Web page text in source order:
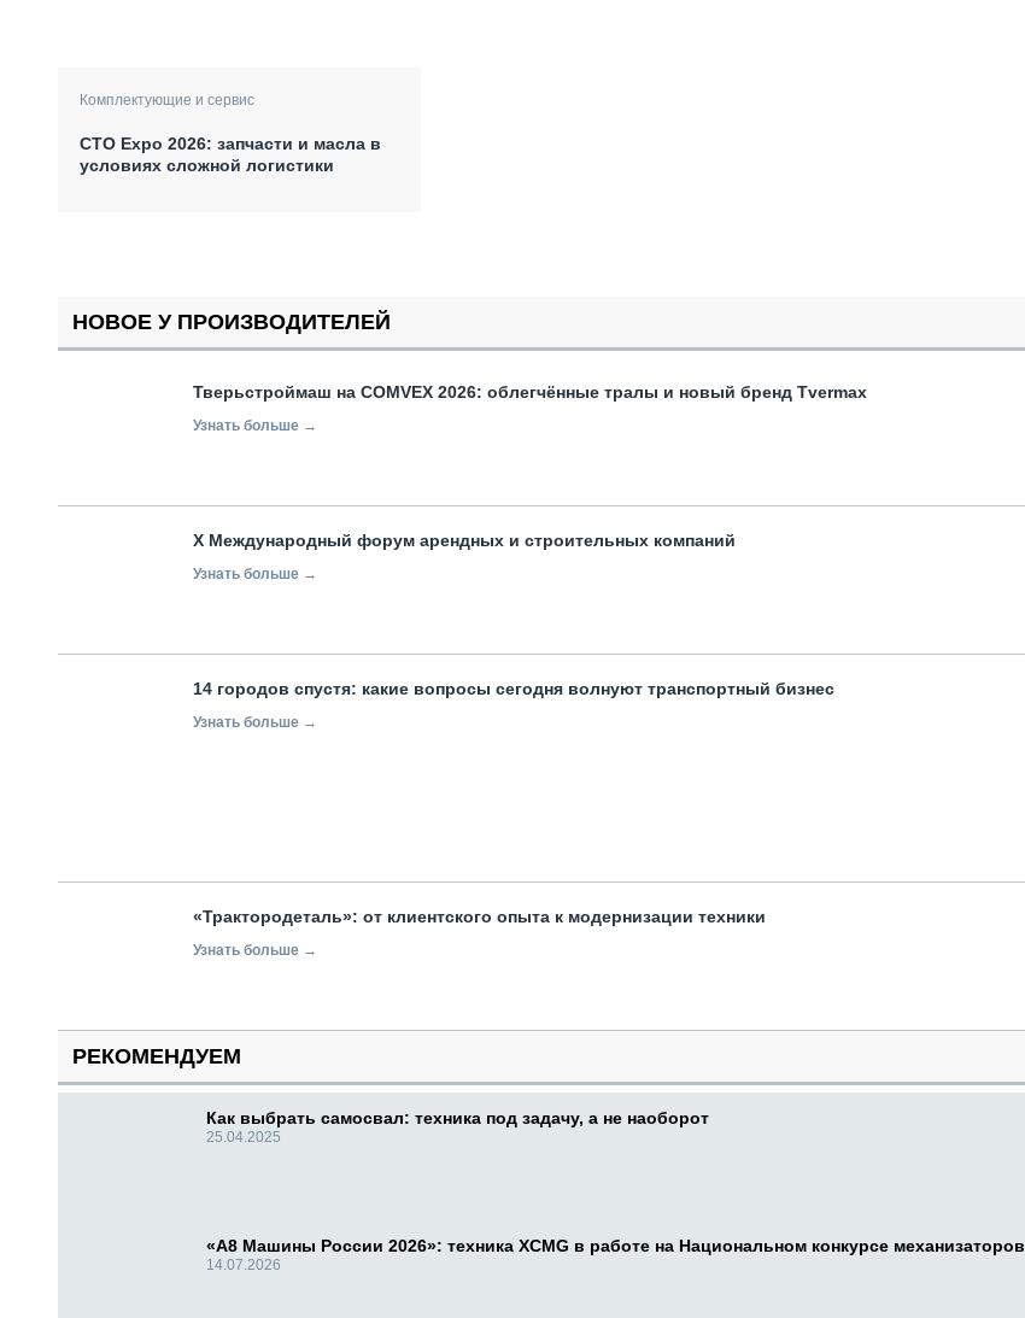
Комплектующие и сервис
СТО Expo 2026: запчасти и масла в
условиях сложной логистики
НОВОЕ У ПРОИЗВОДИТЕЛЕЙ
Тверьстроймаш на COMVEX 2026: облегчённые тралы и новый бренд Tvermax
Узнать больше →
X Международный форум арендных и строительных компаний
Узнать больше →
14 городов спустя: какие вопросы сегодня волнуют транспортный бизнес
Узнать больше →
«Трактородеталь»: от клиентского опыта к модернизации техники
Узнать больше →
РЕКОМЕНДУЕМ
Как выбрать самосвал: техника под задачу, а не наоборот
25.04.2025
«А8 Машины России 2026»: техника XCMG в работе на Национальном конкурсе механизаторов
14.07.2026